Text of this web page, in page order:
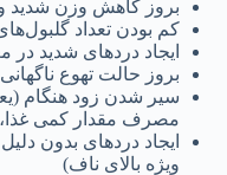
بروز کاهش وزن شدید و
کم بودن تعداد
ایجاد دردهای شدید در
بروز حالت تهوع‌ ناگهانی
سیر شدن زود هنگام
مصرف مقدار کمی
ایجاد دردهای بدون
ویژه بالای ناف)